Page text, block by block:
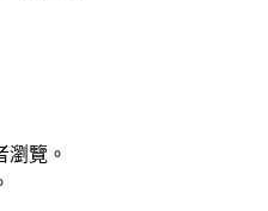
瀏覽。